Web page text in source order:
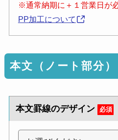
※通常納期に＋１営業日が
PP加工について
本文（ノート部分）
本文罫線のデザイン 必須